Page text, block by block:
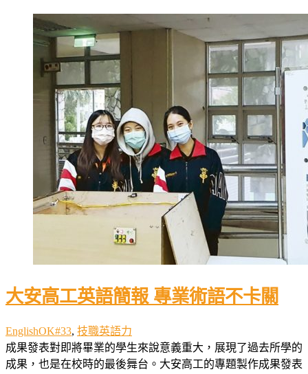
大安高工英語簡報 專業術語不卡關
EnglishOK#33, 技職英語力
成果發表對即將畢業的學生來說意義重大，展現了過去所學的
成果，也是在校時的最後舞台。大安高工的專題製作成果發表